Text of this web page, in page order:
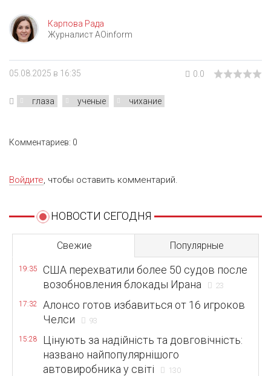
Карпова Рада
Журналист AOinform
05.08.2025 в 16:35 0.0
глаза ученые чихание
Комментариев: 0
Войдите, чтобы оставить комментарий.
НОВОСТИ СЕГОДНЯ
Свежие Популярные
19:35
США перехватили более 50 судов после
возобновления блокады Ирана
23
17:32
Алонсо готов избавиться от 16 игроков
Челси
93
15:28
Цінують за надійність та довговічність:
названо найпопулярнішого
автовиробника у світі
130